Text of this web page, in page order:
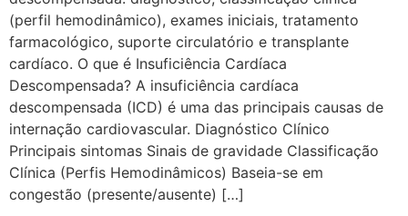
(perfil hemodinâmico), exames iniciais, tratamento
farmacológico, suporte circulatório e transplante
cardíaco. O que é Insuficiência Cardíaca
Descompensada? A insuficiência cardíaca
descompensada (ICD) é uma das principais causas de
internação cardiovascular. Diagnóstico Clínico
Principais sintomas Sinais de gravidade Classificação
Clínica (Perfis Hemodinâmicos) Baseia-se em
congestão (presente/ausente) […]